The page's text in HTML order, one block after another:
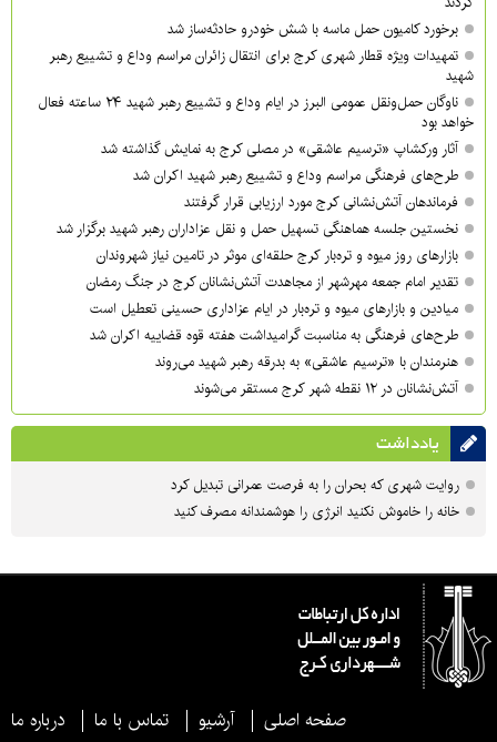
برخورد کامیون حمل ماسه با شش خودرو حادثه‌ساز شد
تمهیدات ویژه قطار شهری کرج برای انتقال زائران مراسم وداع و تشییع رهبر
شهید
ناوگان حمل‌ونقل عمومی البرز در ایام وداع و تشییع رهبر شهید ۲۴ ساعته فعال
خواهد بود
آثار ورکشاپ «ترسیم عاشقی» در مصلی کرج به نمایش گذاشته شد
طرح‌های فرهنگی مراسم وداع و تشییع رهبر شهید اکران شد
فرماندهان آتش‌نشانی کرج مورد ارزیابی قرار گرفتند
نخستین جلسه هماهنگی تسهیل حمل و نقل عزاداران رهبر شهید برگزار شد
بازارهای روز میوه و تره‌بار کرج حلقه‌ای موثر در تامین نیاز شهروندان
تقدیر امام جمعه مهرشهر از مجاهدت آتش‌نشانان کرج در جنگ رمضان
میادین و بازارهای میوه و تره‌بار در ایام عزاداری حسینی تعطیل است
طرح‌های فرهنگی به مناسبت گرامیداشت هفته قوه قضاییه اکران شد
هنرمندان با «ترسیم عاشقی» به بدرقه رهبر شهید می‌روند
آتش‌نشانان در ۱۲ نقطه شهر کرج مستقر می‌شوند
یادداشت
روایت شهری که بحران را به فرصت عمرانی تبدیل کرد
خانه را خاموش نکنید انرژی را هوشمندانه مصرف کنید
صفحه اصلی آرشیو تماس با ما درباره ما